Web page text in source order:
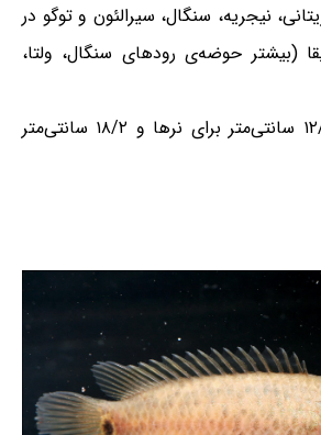
نیجریه، سنگال، سیرالئون و توگو در
(بیشتر حوضه‌ی رودهای سنگال، ولتا،
بدن به درازای ۱۲/۹ سانتی‌متر برای نرها و ۱۸/۲ سانتی‌متر